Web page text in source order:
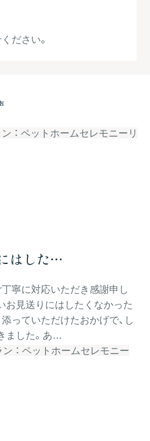
ださい。
： ペットホームセレモニーリ
はした…
寧に対応いただき感謝申し
お見送りにはしたくなかった
っていただけたおかげで、し
ました。あ…
ン ： ペットホームセレモニー